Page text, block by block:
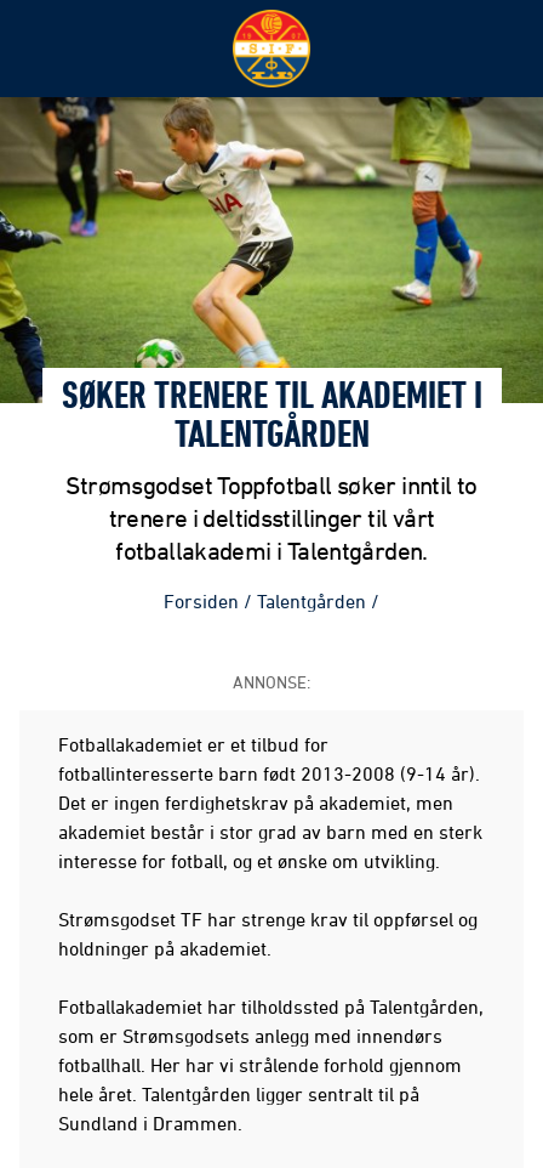
SØKER TRENERE TIL AKADEMIET I
TALENTGÅRDEN
Strømsgodset Toppfotball søker inntil to
trenere i deltidsstillinger til vårt
fotballakademi i Talentgården.
Forsiden / Talentgården /
ANNONSE:
Fotballakademiet er et tilbud for
fotballinteresserte barn født 2013-2008 (9-14 år).
Det er ingen ferdighetskrav på akademiet, men
akademiet består i stor grad av barn med en sterk
interesse for fotball, og et ønske om utvikling.
Strømsgodset TF har strenge krav til oppførsel og
holdninger på akademiet.
Fotballakademiet har tilholdssted på Talentgården,
som er Strømsgodsets anlegg med innendørs
fotballhall. Her har vi strålende forhold gjennom
hele året. Talentgården ligger sentralt til på
Sundland i Drammen.